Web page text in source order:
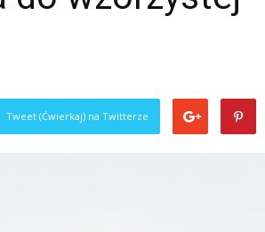
Tweet (Ćwierkaj) na Twitterze